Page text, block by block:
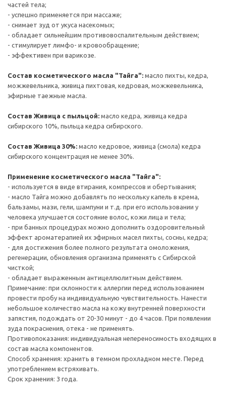
частей тела;
- успешно применяется при массаже;
- снимает зуд от укуса насекомых;
- обладает сильнейшим противовоспалительным действием;
- стимулирует лимфо- и кровообращение;
- эффективен при варикозе.
Состав косметического масла "Тайга": масло пихты, кедра,
можжевельника, живица пихтовая, кедровая, можжевельника,
эфирные таежные масла.
Состав Живица с пыльцой: масло кедра, живица кедра
сибирского 10%, пыльца кедра сибирского.
Состав Живица 30%: масло кедровое, живица (смола) кедра
сибирского концентрация не менее 30%.
Применение косметического масла "Тайга":
- используется в виде втирания, компрессов и обертывания;
- масло Тайга можно добавлять по нескольку капель в крема,
бальзамы, мази, гели, шампуни и т.д. при его использовании у
человека улучшается состояние волос, кожи лица и тела;
- при банных процедурах можно дополнить оздоровительный
эффект ароматерапией их эфирных масел пихты, сосны, кедра;
- для достижения более полного результата омоложения,
регенерации, обновления организма применять с Сибирской
чисткой;
- обладает выраженным антицеллюлитным действием.
Примечание: при склонности к аллергии перед использованием
провести пробу на индивидуальную чувствительность. Нанести
небольшое количество масла на кожу внутренней поверхности
запястия, подождать от 20-30 минут - до 4 часов. При появлении
зуда покраснения, отека - не применять.
Противопоказания: индивидуальная непереносимость входящих в
состав масла компонентов.
Способ хранения: хранить в темном прохладном месте. Перед
употреблением встряхивать.
Срок хранения: 3 года.